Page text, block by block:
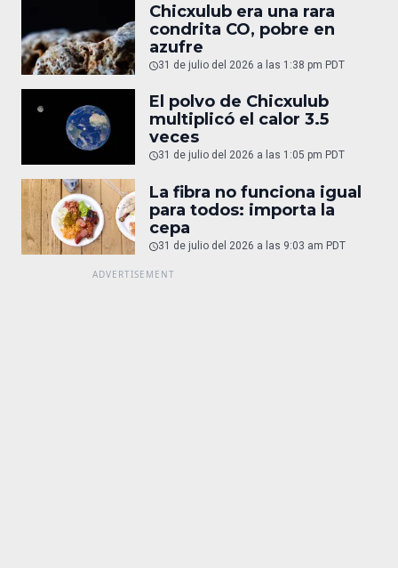
Chicxulub era una rara
condrita CO, pobre en
azufre
31 de julio del 2026 a las 1:38 pm PDT
El polvo de Chicxulub
multiplicó el calor 3.5
veces
31 de julio del 2026 a las 1:05 pm PDT
La fibra no funciona igual
para todos: importa la
cepa
31 de julio del 2026 a las 9:03 am PDT